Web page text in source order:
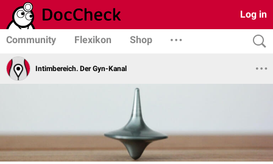
Log in
Community Flexikon Shop
Intimbereich. Der Gyn-Kanal